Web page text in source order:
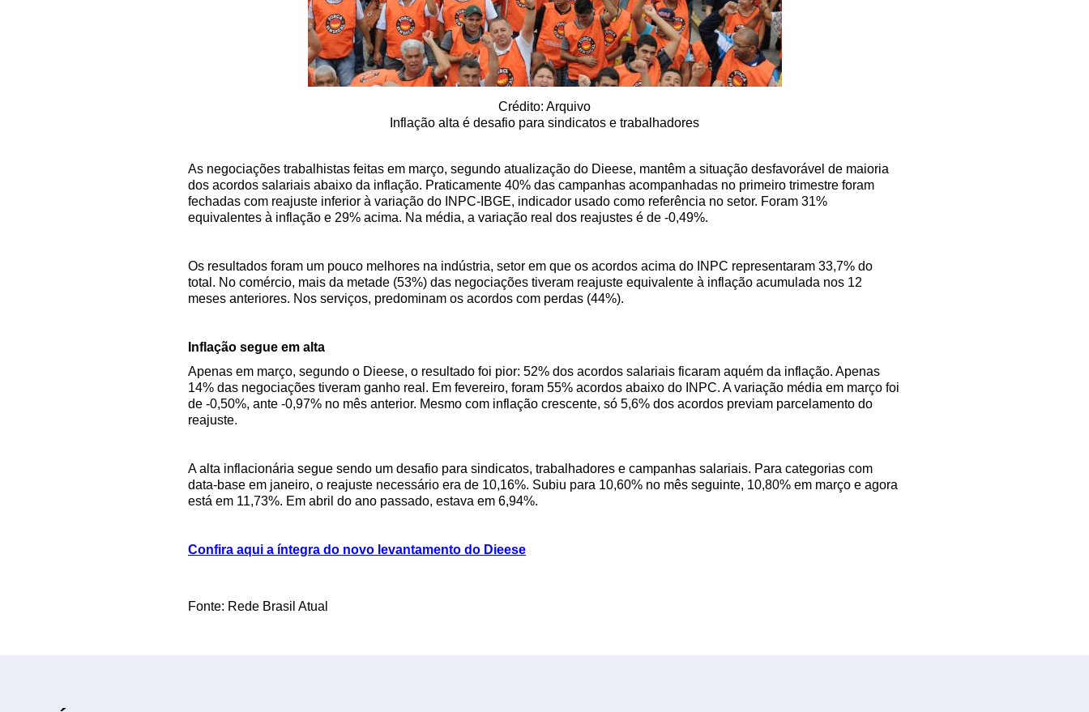
Crédito: Arquivo
Inflação alta é desafio para sindicatos e trabalhadores
As negociações trabalhistas feitas em março, segundo atualização do Dieese, mantêm a situação desfavorável de maioria
dos acordos salariais abaixo da inflação. Praticamente 40% das campanhas acompanhadas no primeiro trimestre foram
fechadas com reajuste inferior à variação do INPC-IBGE, indicador usado como referência no setor. Foram 31%
equivalentes à inflação e 29% acima. Na média, a variação real dos reajustes é de -0,49%.
Os resultados foram um pouco melhores na indústria, setor em que os acordos acima do INPC representaram 33,7% do
total. No comércio, mais da metade (53%) das negociações tiveram reajuste equivalente à inflação acumulada nos 12
meses anteriores. Nos serviços, predominam os acordos com perdas (44%).
Inflação segue em alta
Apenas em março, segundo o Dieese, o resultado foi pior: 52% dos acordos salariais ficaram aquém da inflação. Apenas
14% das negociações tiveram ganho real. Em fevereiro, foram 55% acordos abaixo do INPC. A variação média em março foi
de -0,50%, ante -0,97% no mês anterior. Mesmo com inflação crescente, só 5,6% dos acordos previam parcelamento do
reajuste.
A alta inflacionária segue sendo um desafio para sindicatos, trabalhadores e campanhas salariais. Para categorias com
data-base em janeiro, o reajuste necessário era de 10,16%. Subiu para 10,60% no mês seguinte, 10,80% em março e agora
está em 11,73%. Em abril do ano passado, estava em 6,94%.
Confira aqui a íntegra do novo levantamento do Dieese
Fonte: Rede Brasil Atual